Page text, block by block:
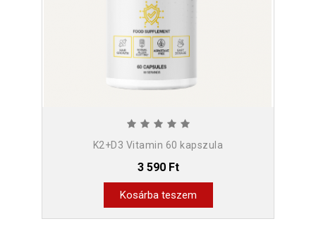
K2+D3 Vitamin 60 kapszula
3 590 Ft
Kosárba teszem